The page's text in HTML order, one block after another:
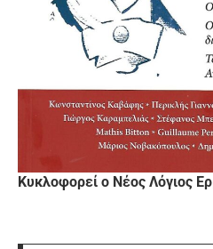
Κυκλοφορεί ο Νέος Λόγιος